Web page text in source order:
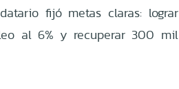
fijó metas claras: lograr
al 6% y recuperar 300 mil